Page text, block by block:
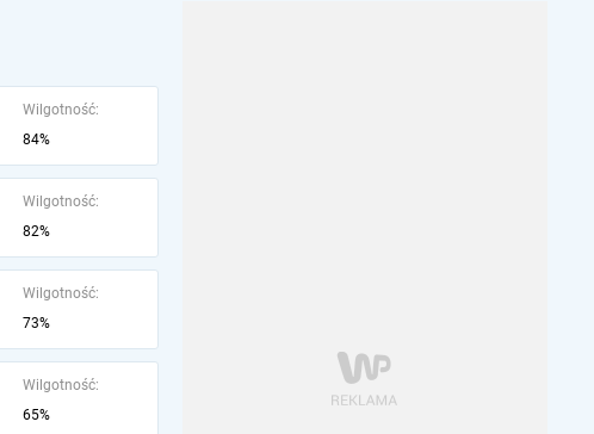
Wilgotność:
84%
Wilgotność:
82%
Wilgotność:
73%
Wilgotność:
65%